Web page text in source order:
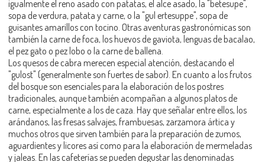
igualmente el reno asado con patatas, el alce asado, la "betesupe",
sopa de verdura, patata y carne, o la "gul ertesuppe", sopa de
guisantes amarillos con tocino. Otras aventuras gastronómicas son
también la carne de foca, los huevos de gaviota, lenguas de bacalao,
el pez gato o pez lobo o la carne de ballena.
Los quesos de cabra merecen especial atención, destacando el
"gulost" (generalmente son fuertes de sabor). En cuanto a los frutos
del bosque son esenciales para la elaboración de los postres
tradicionales, aunque también acompañan a algunos platos de
carne, especialmente a los de caza. Hay que señalar entre ellos, los
arándanos, las fresas salvajes, frambuesas, zarzamora ártica y
muchos otros que sirven también para la preparación de zumos,
aguardientes y licores así como para la elaboración de mermeladas
y jaleas. En las cafeterías se pueden degustar las denominadas